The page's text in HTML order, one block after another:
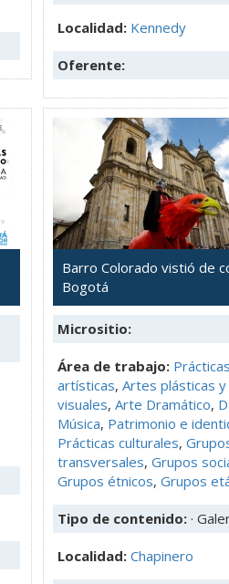
Localidad: Kennedy
Oferente:
Barro Colorado vistió de
Bogotá
Micrositio:
Área de trabajo: Prácticas
artísticas, Artes plásticas y
visuales, Arte Dramático,
Música, Patrimonio e
Prácticas culturales,
transversales, Grupos
Grupos étnicos, Grupos
Tipo de contenido: ·
Localidad: Chapinero